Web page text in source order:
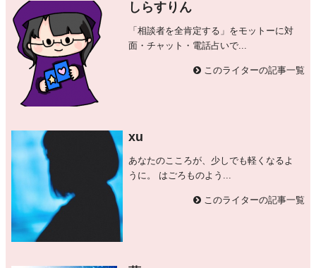
しらすりん
「相談者を全肯定する」をモットーに対
面・チャット・電話占いで...
このライターの記事一覧
xu
あなたのこころが、少しでも軽くなるよ
うに。 はごろものよう...
このライターの記事一覧